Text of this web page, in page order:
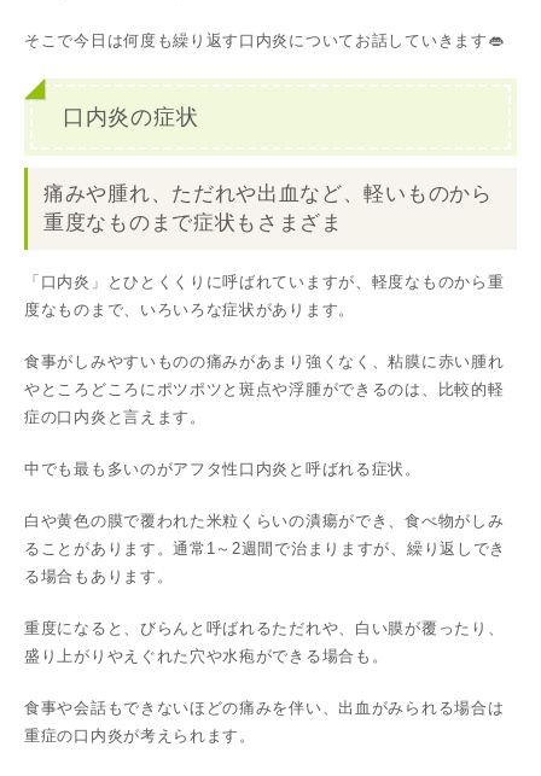
そこで今日は何度も繰り返す口内炎についてお話していきます👄
口内炎の症状
痛みや腫れ、ただれや出血など、軽いものから
重度なものまで症状もさまざま
「口内炎」とひとくくりに呼ばれていますが、軽度なものから重
度なものまで、いろいろな症状があります。
食事がしみやすいものの痛みがあまり強くなく、粘膜に赤い腫れ
やところどころにポツポツと斑点や浮腫ができるのは、比較的軽
症の口内炎と言えます。
中でも最も多いのがアフタ性口内炎と呼ばれる症状。
白や黄色の膜で覆われた米粒くらいの潰瘍ができ、食べ物がしみ
ることがあります。通常1～2週間で治まりますが、繰り返しでき
る場合もあります。
重度になると、びらんと呼ばれるただれや、白い膜が覆ったり、
盛り上がりやえぐれた穴や水疱ができる場合も。
食事や会話もできないほどの痛みを伴い、出血がみられる場合は
重症の口内炎が考えられます。